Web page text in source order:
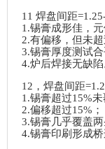
11 焊盘间距
1.锡膏成形佳，
2.有偏移，但未超
3.锡膏厚度测试合
4.炉后焊接无缺陷
12，焊盘间距
1.锡膏超过15%未
2.偏移超过15%；
3.锡膏几乎覆盖
4.锡膏印刷形成桥